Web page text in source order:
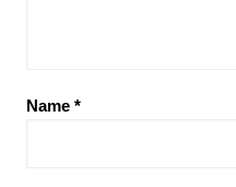
Name *